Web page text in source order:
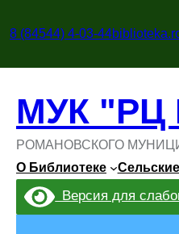
8 (84544) 4-03-44
МУК
РОМАНОВСКОГО
О Библиотеке
Версия для